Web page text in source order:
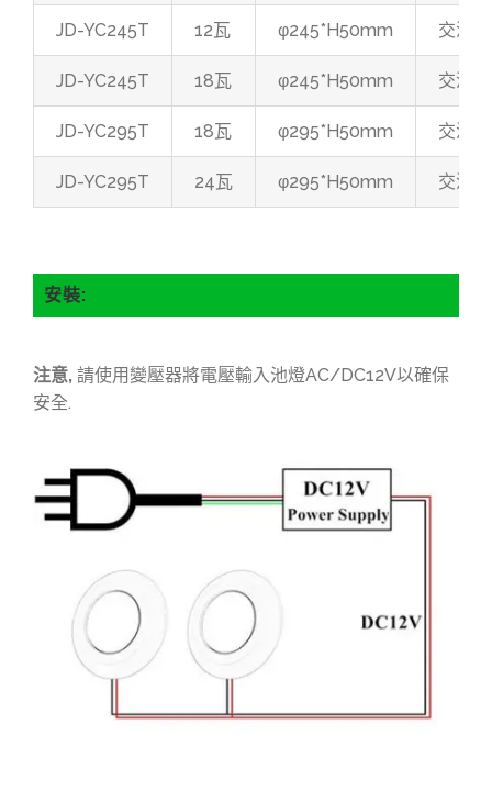
JD-YC245T 12瓦 φ245*H50mm 交流/
JD-YC245T 18瓦 φ245*H50mm 交流/
JD-YC295T 18瓦 φ295*H50mm 交流/
JD-YC295T 24瓦 φ295*H50mm 交流/
安裝:
注意, 請使用變壓器將電壓輸入池燈AC/DC12V以確保
安全.